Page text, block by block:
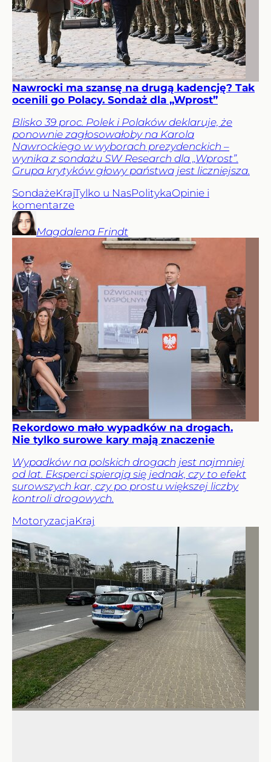
Nawrocki ma szansę na drugą kadencję? Tak
ocenili go Polacy. Sondaż dla „Wprost”
Blisko 39 proc. Polek i Polaków deklaruje, że
ponownie zagłosowałoby na Karola
Nawrockiego w wyborach prezydenckich –
wynika z sondażu SW Research dla „Wprost”.
Grupa krytyków głowy państwa jest liczniejsza.
SondażeKrajTylko u NasPolitykaOpinie i
komentarze
Magdalena Frindt
Rekordowo mało wypadków na drogach.
Nie tylko surowe kary mają znaczenie
Wypadków na polskich drogach jest najmniej
od lat. Eksperci spierają się jednak, czy to efekt
surowszych kar, czy po prostu większej liczby
kontroli drogowych.
MotoryzacjaKraj